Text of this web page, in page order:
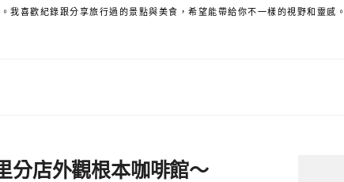
我喜歡紀錄跟分享旅行過的景點與美食，希望能帶給你不一樣的視野和靈感。
分店外觀根本咖啡館～